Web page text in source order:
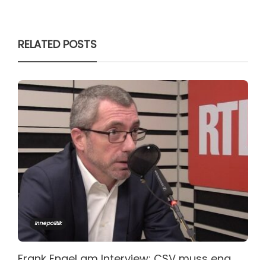
RELATED POSTS
Innepolitik